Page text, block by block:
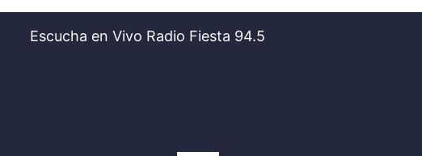
Escucha en Vivo Radio Fiesta 94.5